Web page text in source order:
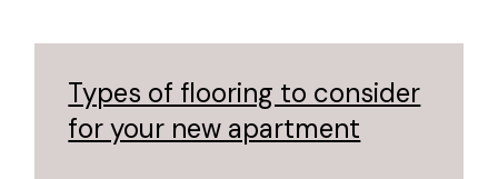
Types of flooring to consider
for your new apartment